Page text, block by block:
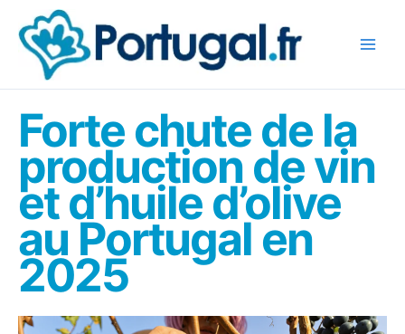
contenu
Forte chute de la
production de vin
et d’huile d’olive
au Portugal en
2025